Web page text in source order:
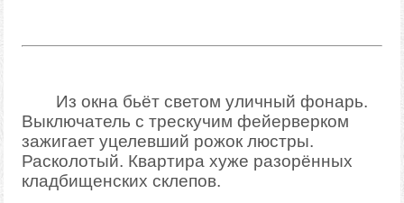
Из окна бьёт светом уличный фонарь.
Выключатель с трескучим фейерверком
зажигает уцелевший рожок люстры.
Расколотый. Квартира хуже разорённых
кладбищенских склепов.